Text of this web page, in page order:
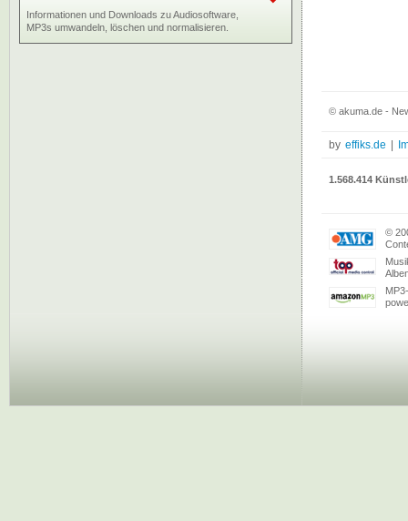
Informationen und Downloads zu Audiosoftware,
MP3s umwandeln, löschen und normalisieren.
© akuma.de -
by effiks.de
1.568.414
©